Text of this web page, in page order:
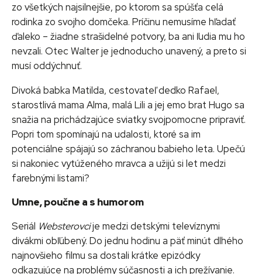
zo všetkých najsilnejšie, po ktorom sa spúšťa celá
rodinka zo svojho domčeka. Príčinu nemusíme hľadať
ďaleko – žiadne strašidelné potvory, ba ani ľudia mu ho
nevzali. Otec Walter je jednoducho unavený, a preto si
musí oddýchnuť.
Divoká babka Matilda, cestovateľ dedko Rafael,
starostlivá mama Alma, malá Lili a jej emo brat Hugo sa
snažia na prichádzajúce sviatky svojpomocne pripraviť.
Popri tom spomínajú na udalosti, ktoré sa im
potenciálne spájajú so záchranou babieho leta. Upečú
si nakoniec vytúženého mravca a užijú si let medzi
farebnými listami?
Umne, poučne a s humorom
Seriál Websterovcije medzi detskými televíznymi
divákmi obľúbený. Do jednu hodinu a päť minút dlhého
najnovšieho filmu sa dostali krátke epizódky
odkazujúce na problémy súčasnosti a ich prežívanie.